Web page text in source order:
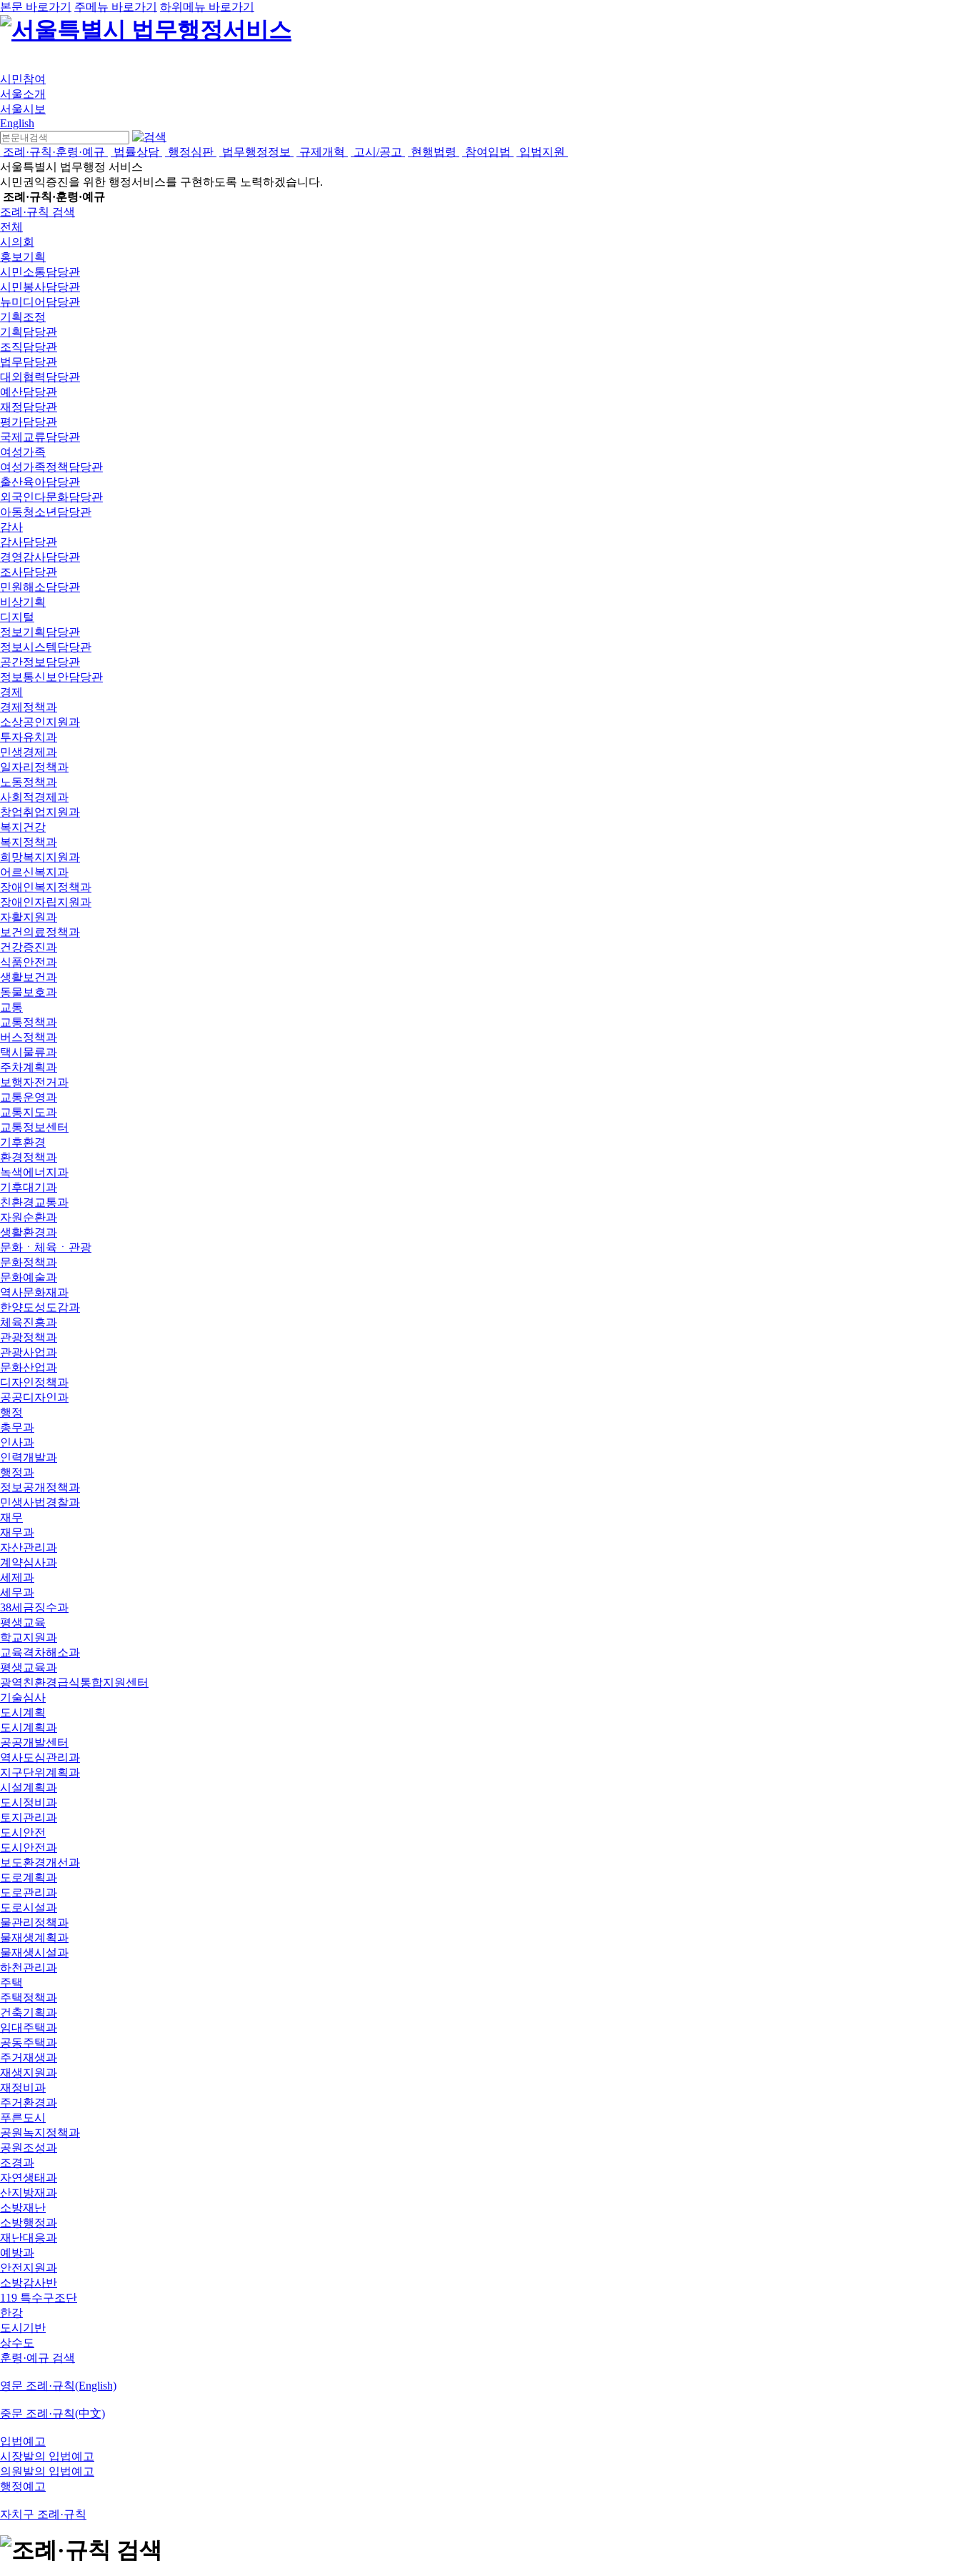
본문 바로가기 주메뉴 바로가기 하위메뉴 바로가기
시민참여
서울소개
서울시보
English
조례·규칙·훈령·예규 법률상담 행정심판 법무행정정보 규제개혁 고시/공고 현행법령 참여입법
입법지원
서울특별시 법무행정 서비스
시민권익증진을 위한 행정서비스를 구현하도록 노력하겠습니다.
조례·규칙·훈령·예규
조례·규칙 검색
전체
시의회
홍보기획
시민소통담당관
시민봉사담당관
뉴미디어담당관
기획조정
기획담당관
조직담당관
법무담당관
대외협력담당관
예산담당관
재정담당관
평가담당관
국제교류담당관
여성가족
여성가족정책담당관
출산육아담당관
외국인다문화담당관
아동청소년담당관
감사
감사담당관
경영감사담당관
조사담당관
민원해소담당관
비상기획
디지털
정보기획담당관
정보시스템담당관
공간정보담당관
정보통신보안담당관
경제
경제정책과
소상공인지원과
투자유치과
민생경제과
일자리정책과
노동정책과
사회적경제과
창업취업지원과
복지건강
복지정책과
희망복지지원과
어르신복지과
장애인복지정책과
장애인자립지원과
자활지원과
보건의료정책과
건강증진과
식품안전과
생활보건과
동물보호과
교통
교통정책과
버스정책과
택시물류과
주차계획과
보행자전거과
교통운영과
교통지도과
교통정보센터
기후환경
환경정책과
녹색에너지과
기후대기과
친환경교통과
자원순환과
생활환경과
문화ㆍ체육ㆍ관광
문화정책과
문화예술과
역사문화재과
한양도성도감과
체육진흥과
관광정책과
관광사업과
문화산업과
디자인정책과
공공디자인과
행정
총무과
인사과
인력개발과
행정과
정보공개정책과
민생사법경찰과
재무
재무과
자산관리과
계약심사과
세제과
세무과
38세금징수과
평생교육
학교지원과
교육격차해소과
평생교육과
광역친환경급식통합지원센터
기술심사
도시계획
도시계획과
공공개발센터
역사도심관리과
지구단위계획과
시설계획과
도시정비과
토지관리과
도시안전
도시안전과
보도환경개선과
도로계획과
도로관리과
도로시설과
물관리정책과
물재생계획과
물재생시설과
하천관리과
주택
주택정책과
건축기획과
임대주택과
공동주택과
주거재생과
재생지원과
재정비과
주거환경과
푸른도시
공원녹지정책과
공원조성과
조경과
자연생태과
산지방재과
소방재난
소방행정과
재난대응과
예방과
안전지원과
소방감사반
119 특수구조단
한강
도시기반
상수도
훈령·예규 검색
영문 조례·규칙(English)
중문 조례·규칙(中文)
입법예고
시장발의 입법예고
의원발의 입법예고
행정예고
자치구 조례·규칙